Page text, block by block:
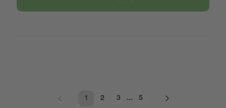
1 2 3 ... 5